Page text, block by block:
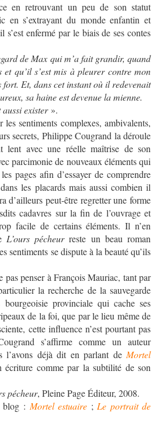
en retrouvant un peu de son statut
en s’extrayant du monde enfantin et
s’est enfermé par le biais de ses contes
de Max qui m’a fait grandir, quand
et qu’il s’est mis à pleurer contre mon
fort. Et, dans cet instant où il redevenait
sa haine est devenue la mienne.
exister».
sentiments complexes, ambivalents,
secrets, Philippe Cougrand la déroule
lent avec une réelle maîtrise de son
parcimonie de nouveaux éléments qui
pages afin d’essayer de comprendre
les placards mais aussi combien il
d’ailleurs peut-être regretter une forme
cadavres sur la fin de l’ouvrage et
facile de certains éléments. Il n’en
L’ours pécheurreste un beau roman
sentiments se dispute à la beauté qu’ils
penser à François Mauriac, tant par
la recherche de la sauvegarde
bourgeoisie provinciale qui cache ses
de la foi, que par le lieu même de
cette influence n’est pourtant pas
s’affirme comme un auteur
l’avons déjà dit en parlant de Mortel
écriture comme par la subtilité de son
pécheur, Pleine Page Éditeur, 2008.
blog : Mortel estuaire ; Le portrait de